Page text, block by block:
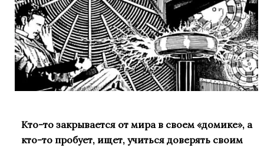
Кто-то закрывается от мира в своем «домике», а
кто-то пробует, ищет, учиться доверять своим